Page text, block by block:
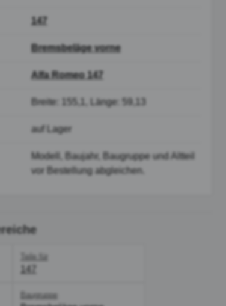
147
Bremsbeläge vorne
Alfa Romeo 147
Breite: 155,1, Länge: 59,13
auf Lager
Modell, Baujahr, Baugruppe und Altteil
vor Bestellung abgleichen.
Teile für
147
Baugruppe